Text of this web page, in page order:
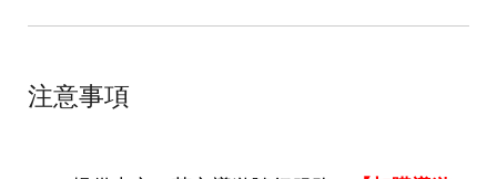
注意事項